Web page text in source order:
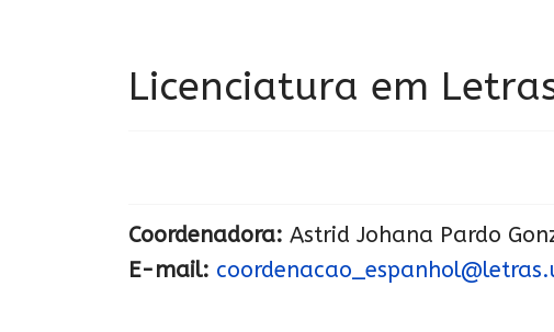
Licenciatura em
Coordenadora: Astrid Johana Pardo
E-mail: